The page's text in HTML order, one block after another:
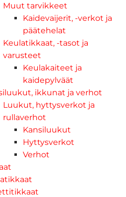
Muut tarvikkeet
Kaidevaijerit, -verkot ja
päätehelat
Keulatikkaat, -tasot ja
varusteet
Keulakaiteet ja
kaidepylväät
ikkunat ja verhot
Luukut, hyttysverkot ja
rullaverhot
Kansiluukut
Hyttysverkot
Verhot